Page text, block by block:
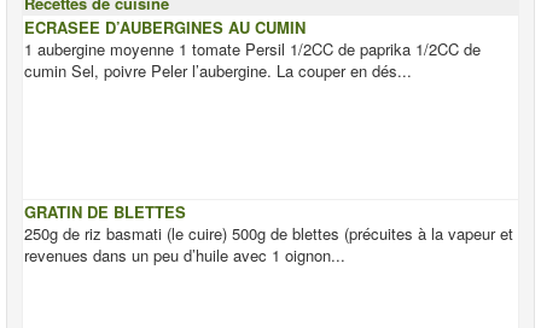
ECRASEE D’AUBERGINES AU CUMIN
1 aubergine moyenne 1 tomate Persil 1/2CC de paprika 1/2CC de
cumin Sel, poivre Peler l’aubergine. La couper en dés...
GRATIN DE BLETTES
250g de riz basmati (le cuire) 500g de blettes (précuites à la vapeur et
revenues dans un peu d’huile avec 1 oignon...